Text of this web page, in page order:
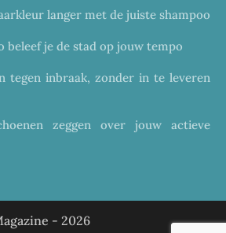
langer met de juiste shampoo
beleef je de stad op jouw tempo
tegen inbraak, zonder in te leveren
zeggen over jouw actieve
- 2026